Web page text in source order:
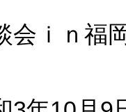
会ｉｎ福